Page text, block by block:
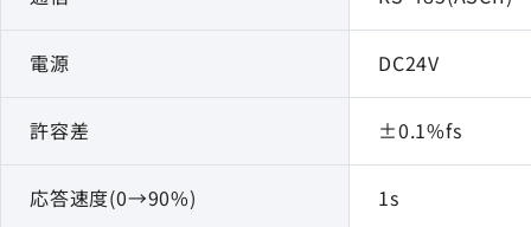
電源 DC24V
許容差 ±0.1%fs
応答速度(0→90%) 1s